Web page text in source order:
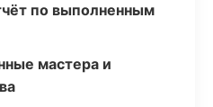
по выполненным
мастера и